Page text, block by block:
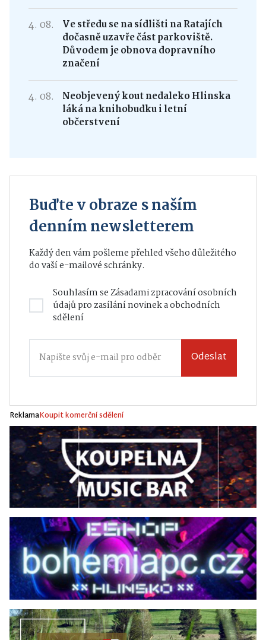
4. 08.
Ve středu se na sídlišti na Ratajích
dočasně uzavře část parkoviště.
Důvodem je obnova dopravního
značení
4. 08.
Neobjevený kout nedaleko Hlinska
láká na knihobudku i letní
občerstvení
Buďte v obraze s naším
denním newsletterem
Každý den vám pošleme přehled všeho důležitého
do vaší e-mailové schránky.
Souhlasím seZásadami zpracování osobních
údajůpro zasílání novinek a obchodních
sdělení
Odeslat
ReklamaKoupit komerční sdělení